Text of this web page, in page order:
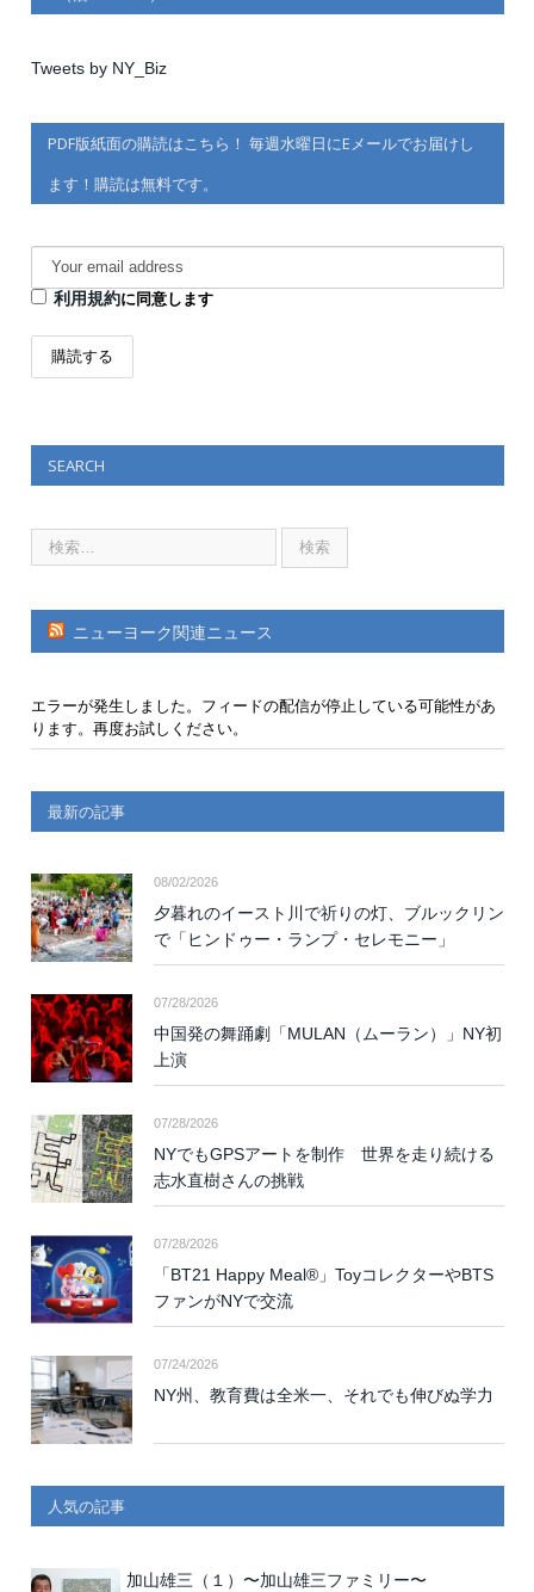
Tweets by NY_Biz
PDF版紙面の購読はこちら！ 毎週水曜日にEメールでお届けし
ます！購読は無料です。
利用規約に同意します
SEARCH
ニューヨーク関連ニュース
エラーが発生しました。フィードの配信が停止している可能性があ
ります。再度お試しください。
最新の記事
08/02/2026
夕暮れのイースト川で祈りの灯、ブルックリン
で「ヒンドゥー・ランプ・セレモニー」
07/28/2026
中国発の舞踊劇「MULAN（ムーラン）」NY初
上演
07/28/2026
NYでもGPSアートを制作 世界を走り続ける
志水直樹さんの挑戦
07/28/2026
「BT21 Happy Meal®」ToyコレクターやBTS
ファンがNYで交流
07/24/2026
NY州、教育費は全米一、それでも伸びぬ学力
人気の記事
加山雄三（１）〜加山雄三ファミリー〜